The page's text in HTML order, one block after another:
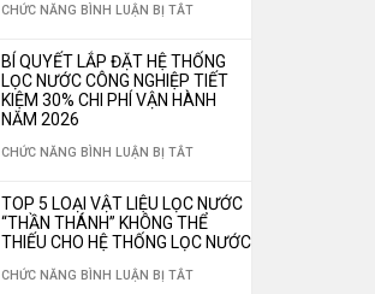
CHỨC NĂNG BÌNH LUẬN BỊ TẮTỞ
PHÁP
XỬ
CÔNG
NGHIỆP
TÙY
BÍ QUYẾT LẮP ĐẶT HỆ THỐNG
LỌC NƯỚC CÔNG NGHIỆP TIẾT
KIỆM 30% CHI PHÍ VẬN HÀNH
NĂM 2026
CHỨC NĂNG BÌNH LUẬN BỊ TẮTỞ
QUYẾT
LẮP
TOP 5 LOẠI VẬT LIỆU LỌC NƯỚC
“THẦN THÁNH” KHÔNG THỂ
THIẾU CHO HỆ THỐNG LỌC NƯỚC
CHỨC NĂNG BÌNH LUẬN BỊ TẮTỞ